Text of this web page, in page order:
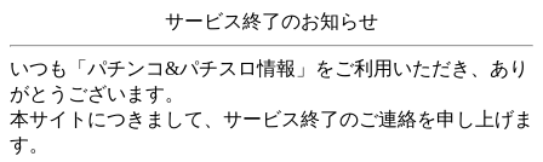
サービス終了のお知らせ
いつも「パチンコ&パチスロ情報」をご利用いただき、あり
がとうございます。
本サイトにつきまして、サービス終了のご連絡を申し上げま
す。